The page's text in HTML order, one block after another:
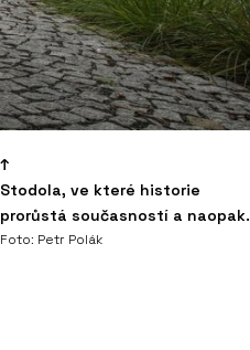
Stodola, ve které historie
prorůstá současností a naopak.
Foto: Petr Polák